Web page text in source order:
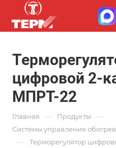
цифровой 2-
МПРТ-22
Главная — Продукты —
Системы управления
— Терморегулятор